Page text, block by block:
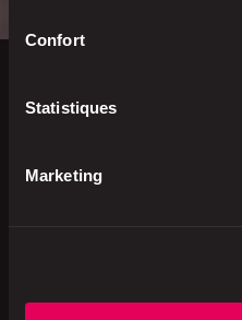
Confort
Statistiques
Marketing
Marché de l'emploi